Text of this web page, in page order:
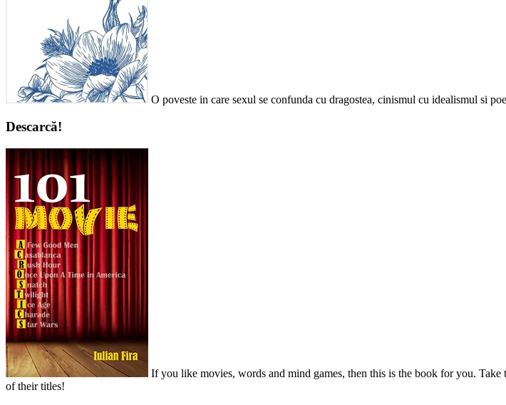
O poveste in care sexul se confunda cu dragostea, cinismul cu idealismul si
Descarcă!
If you like movies, words and mind games, then this is the book for you.
of their titles!